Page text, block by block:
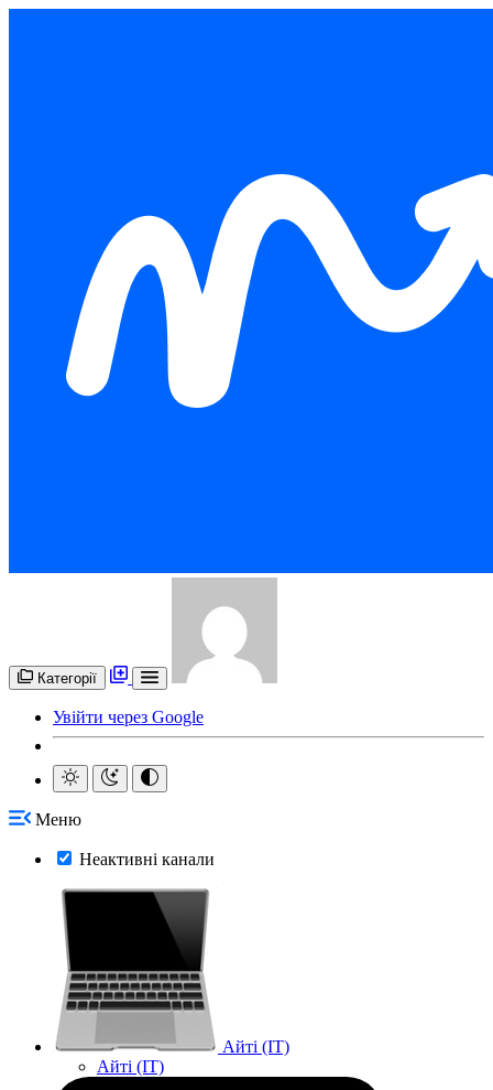
Категорії
Увійти через Google
Меню
Неактивні канали
Айті (IT)
Айті (IT)